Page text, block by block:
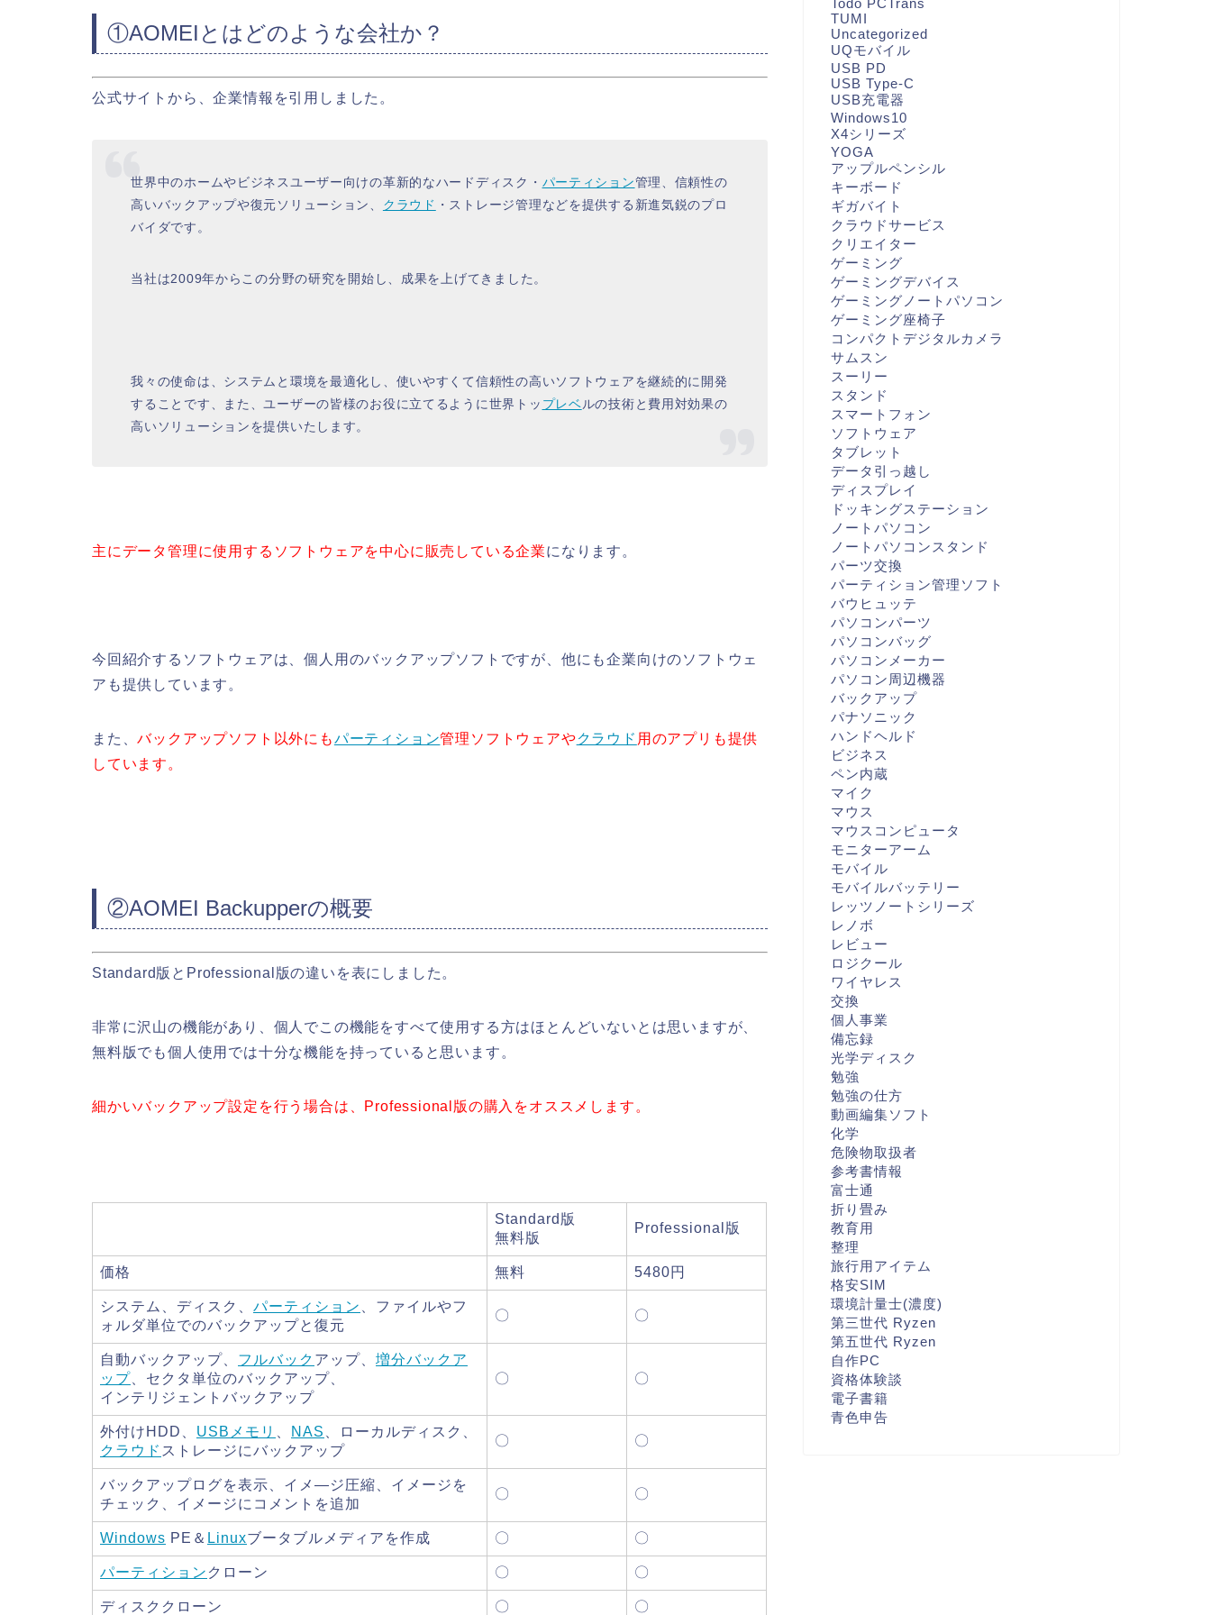
①AOMEIとはどのような会社か？
公式サイトから、企業情報を引用しました。
世界中のホームやビジネスユーザー向けの革新的なハードディスク・ パーティション管理、信頼性の
高いバックアップや復元ソリューション、 クラウド ・ストレージ管理などを提供する新進気鋭のプロ
バイダです。
当社は2009年からこの分野の研究を開始し、成果を上げてきました。
我々の使命は、システムと環境を最適化し、使いやすくて信頼性の高いソフトウェアを継続的に開発
することです、また、ユーザーの皆様のお役に立てるように世界トッ プレベルの技術と費用対効果の
高いソリューションを提供いたします。
主にデータ管理に使用するソフトウェアを中心に販売している企業になります。
今回紹介するソフトウェアは、個人用のバックアップソフトですが、他にも企業向けのソフトウェ
アも提供しています。
また、バックアップソフト以外にもパーティション管理ソフトウェアやクラウド 用のアプリも提供
しています。
②AOMEI Backupperの概要
Standard版とProfessional版の違いを表にしました。
非常に沢山の機能があり、個人でこの機能をすべて使用する方はほとんどいないとは思いますが、
無料版でも個人使用では十分な機能を持っていると思います。
細かいバックアップ設定を行う場合は、Professional版の購入をオススメします。
Standard版
無料版
Professional版
価格 無料 5480円
システム、ディスク、 パーティション 、ファイルやフ
ォルダ単位でのバックアップと復元
〇 〇
自動バックアップ、 フルバック アップ、 増分バックア
ップ、セクタ単位のバックアップ、
インテリジェントバックアップ
〇 〇
外付けHDD、 USBメモリ 、 NAS 、ローカルディスク、
クラウド ストレージにバックアップ
〇 〇
バックアップログを表示、イメ―ジ圧縮、イメージを
チェック、イメージにコメントを追加
〇 〇
Windows PE＆ Linuxブータブルメディアを作成 〇 〇
パーティション クローン 〇 〇
ディスククローン 〇 〇
Todo PCTrans
TUMI
Uncategorized
UQモバイル
USB PD
USB Type-C
USB充電器
Windows10
X4シリーズ
YOGA
アップルペンシル
キーボード
ギガバイト
クラウドサービス
クリエイター
ゲーミング
ゲーミングデバイス
ゲーミングノートパソコン
ゲーミング座椅子
コンパクトデジタルカメラ
サムスン
スーリー
スタンド
スマートフォン
ソフトウェア
タブレット
データ引っ越し
ディスプレイ
ドッキングステーション
ノートパソコン
ノートパソコンスタンド
パーツ交換
パーティション管理ソフト
バウヒュッテ
パソコンパーツ
パソコンバッグ
パソコンメーカー
パソコン周辺機器
バックアップ
パナソニック
ハンドヘルド
ビジネス
ペン内蔵
マイク
マウス
マウスコンピュータ
モニターアーム
モバイル
モバイルバッテリー
レッツノートシリーズ
レノボ
レビュー
ロジクール
ワイヤレス
交換
個人事業
備忘録
光学ディスク
勉強
勉強の仕方
動画編集ソフト
化学
危険物取扱者
参考書情報
富士通
折り畳み
教育用
整理
旅行用アイテム
格安SIM
環境計量士(濃度)
第三世代 Ryzen
第五世代 Ryzen
自作PC
資格体験談
電子書籍
青色申告